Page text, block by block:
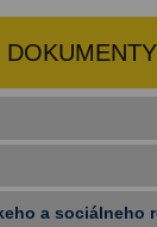
DOKUMENTY
a sociálneho